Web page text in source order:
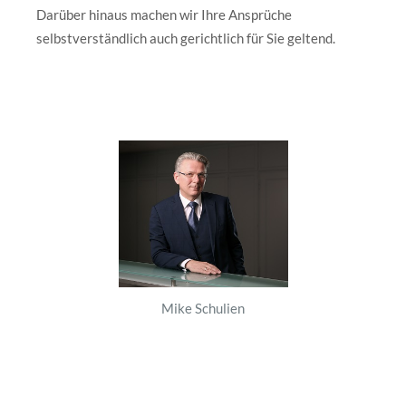
Darüber hinaus machen wir Ihre Ansprüche
selbstverständlich auch gerichtlich für Sie geltend.
Mike Schulien